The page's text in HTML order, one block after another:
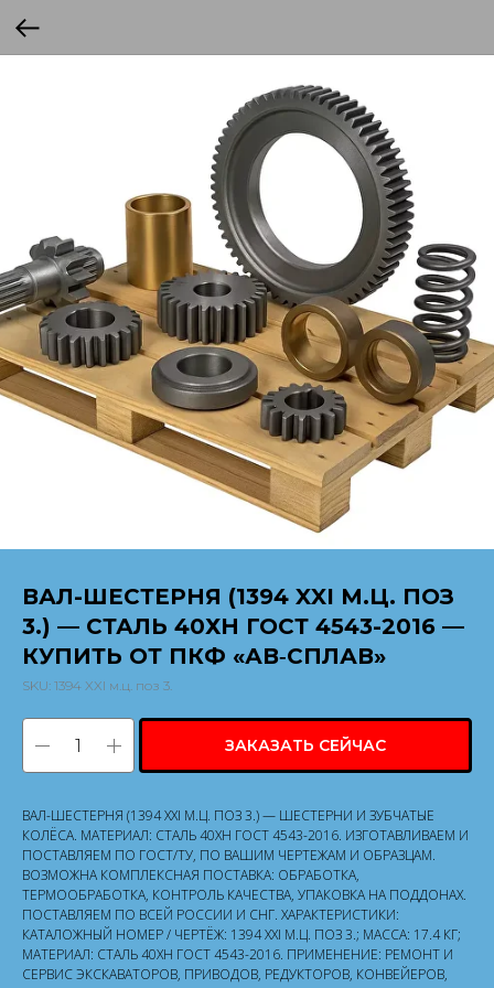
ВАЛ-ШЕСТЕРНЯ (1394 XXI М.Ц. ПОЗ
3.) — СТАЛЬ 40ХН ГОСТ 4543-2016 —
КУПИТЬ ОТ ПКФ «АВ‑СПЛАВ»
SKU: 1394 XXI м.ц. поз 3.
ЗАКАЗАТЬ СЕЙЧАС
ВАЛ-ШЕСТЕРНЯ (1394 XXI М.Ц. ПОЗ 3.) — ШЕСТЕРНИ И ЗУБЧАТЫЕ
КОЛЁСА. МАТЕРИАЛ: СТАЛЬ 40ХН ГОСТ 4543-2016. ИЗГОТАВЛИВАЕМ И
ПОСТАВЛЯЕМ ПО ГОСТ/ТУ, ПО ВАШИМ ЧЕРТЕЖАМ И ОБРАЗЦАМ.
ВОЗМОЖНА КОМПЛЕКСНАЯ ПОСТАВКА: ОБРАБОТКА,
ТЕРМООБРАБОТКА, КОНТРОЛЬ КАЧЕСТВА, УПАКОВКА НА ПОДДОНАХ.
ПОСТАВЛЯЕМ ПО ВСЕЙ РОССИИ И СНГ. ХАРАКТЕРИСТИКИ:
КАТАЛОЖНЫЙ НОМЕР / ЧЕРТЁЖ: 1394 XXI М.Ц. ПОЗ 3.; МАССА: 17.4 КГ;
МАТЕРИАЛ: СТАЛЬ 40ХН ГОСТ 4543-2016. ПРИМЕНЕНИЕ: РЕМОНТ И
СЕРВИС ЭКСКАВАТОРОВ, ПРИВОДОВ, РЕДУКТОРОВ, КОНВЕЙЕРОВ,